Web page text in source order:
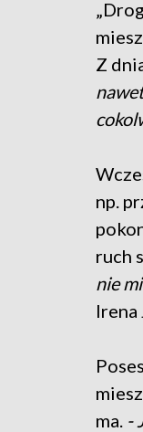
Z
np.
ruch
nie
Irena
ma. -